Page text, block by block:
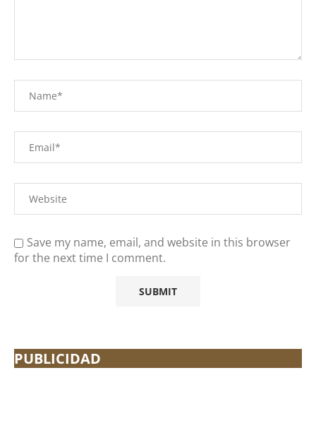
Save my name, email, and website in this browser
for the next time I comment.
PUBLICIDAD